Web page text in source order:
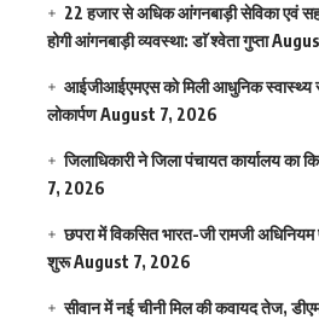
22 हजार से अधिक आंगनबाड़ी सेविका एवं
होगी आंगनबाड़ी व्यवस्था: डाॅ श्वेता गुप्ता
आईजीआईएमएस काे मिली आधुनिक स्वास्थ्य
लोकार्पणAugust 7, 2026
जिलाधिकारी ने जिला पंचायत कार्यालय का
7, 2026
छपरा में विकसित भारत-जी रामजी
शुरूAugust 7, 2026
सीवान में नई चीनी मिल की कवायद तेज,